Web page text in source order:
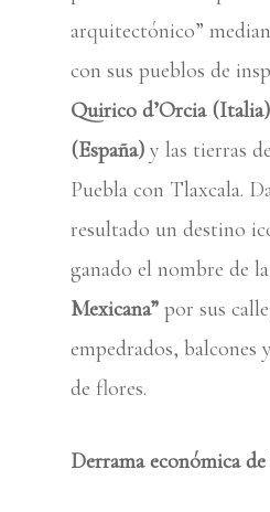
arquitectónico”
con sus pueblos de
Quirico d’Orcia (Italia)
(España) y las tierras
Puebla con Tlaxcala.
resultado un destino
ganado el nombre de la
Mexicana” por sus
empedrados, balcones
de flores.
Derrama económica